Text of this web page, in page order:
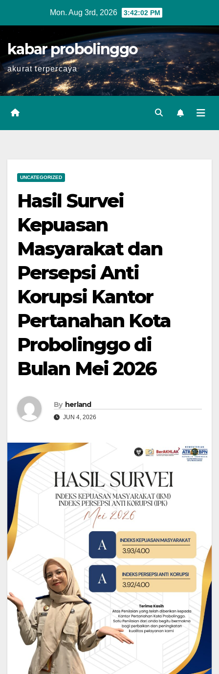
Mon. Aug 3rd, 2026 3:42:02 PM
kabar probolinggo
akurat terpercaya
UNCATEGORIZED
Hasil Survei
Kepuasan
Masyarakat dan
Persepsi Anti
Korupsi Kantor
Pertanahan Kota
Probolinggo di
Bulan Mei 2026
By herland
JUN 4, 2026